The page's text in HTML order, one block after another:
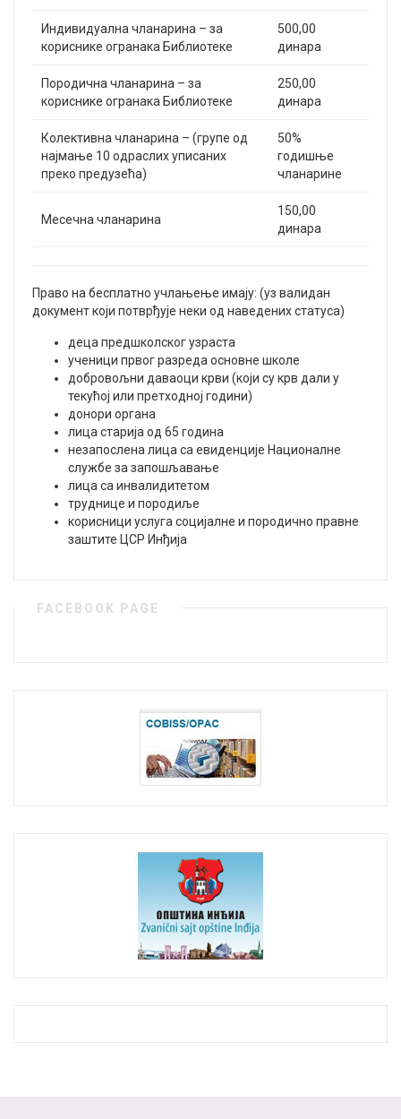
Индивидуална чланарина – за
кориснике огранака Библиотеке
500,00
динара
Породична чланарина – за
кориснике огранака Библиотеке
250,00
динара
Колективна чланарина – (групе од
најмање 10 одраслих уписаних
преко предузећа)
50%
годишње
чланарине
Месечна чланарина
150,00
динара
Право на бесплатно учлањење имају: (уз валидан
документ који потврђује неки од наведених статуса)
деца предшколског узраста
ученици првог разреда основне школе
добровољни даваоци крви (који су крв дали у
текућој или претходној години)
донори органа
лица старија од 65 година
незапослена лица са евиденције Националне
службе за запошљавање
лица са инвалидитетом
труднице и породиље
корисници услуга социјалне и породично правне
заштите ЦСР Инђија
FACEBOOK PAGE